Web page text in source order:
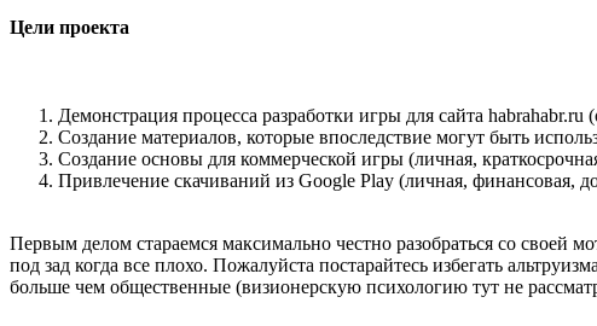
Цели проекта
Демонстрация процесса разработки игры для сайта
Создание материалов, которые впоследствие могут быть
Создание основы для коммерческой игры (личная,
Привлечение скачиваний из Google Play (личная, финансовая,
Первым делом стараемся максимально честно разобраться со своей
под зад когда все плохо. Пожалуйста постарайтесь избегать
больше чем общественные (визионерскую психологию тут не